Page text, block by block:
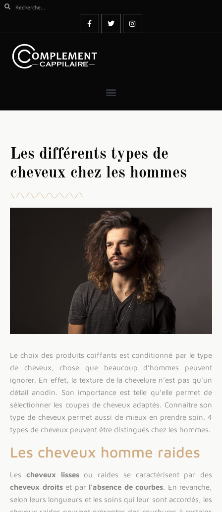
Les différents types de
cheveux chez les hommes
Le choix des produits coiffants est conditionné par le type
de cheveux, chose que beaucoup d’hommes peuvent
ignorer. En effet, la texture de la chevelure n’est pas qu’un
détail anodin. Son importance est telle qu’elle permet de
sélectionner les coupes de cheveux adaptés. Connaître son
type de cheveux permet aussi de mieux en prendre soin. 4
types de cheveux peuvent être distingués chez les hommes.
Les cheveux homme raides
Les cheveux lissesou raides se caractérisent par des
cheveux droitset par l’absence de courbes. En revanche,
selon leurs longueurs et les soins qui leur sont accordés, les